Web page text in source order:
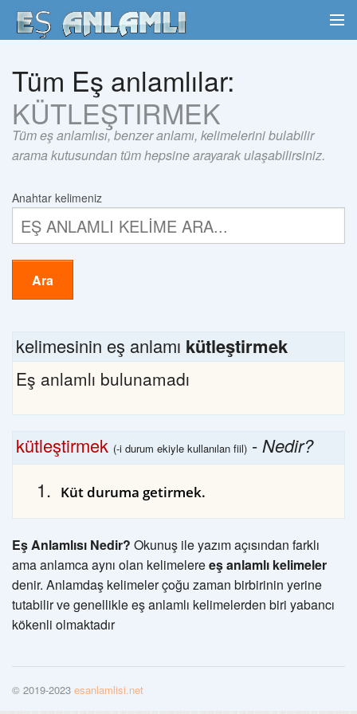
Tüm Eş anlamlılar:
KÜTLEŞTIRMEK
Tüm eş anlamlısı, benzer anlamı, kelimelerini bulabilir
arama kutusundan tüm hepsine arayarak ulaşabilirsiniz.
Anahtar kelimeniz
Ara
kelimesinin eş anlamı kütleştirmek
Eş anlamlı bulunamadı
kütleştirmek (-i durum ekiyle kullanılan fiil) -Nedir?
Küt duruma getirmek.
Eş Anlamlısı Nedir? Okunuş ile yazım açısından farklı
ama anlamca aynı olan kelimelereeş anlamlı kelimeler
denir. Anlamdaş kelimeler çoğu zaman birbirinin yerine
tutabilir ve genellikle eş anlamlı kelimelerden biri yabancı
kökenli olmaktadır
© 2019-2023 esanlamlisi.net